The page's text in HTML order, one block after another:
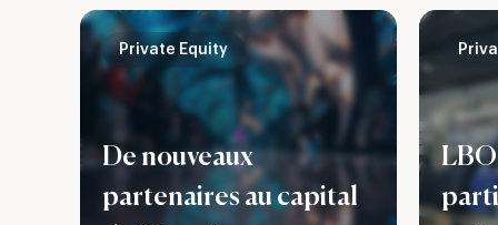
accompagner les
sociétés européennes
dans leur
développement en
Chine
De nouveaux
partenaires au capital
Private Equity